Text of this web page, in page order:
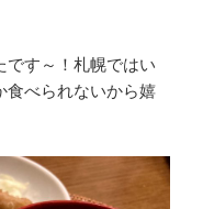
です～！札幌ではい
食べられないから嬉